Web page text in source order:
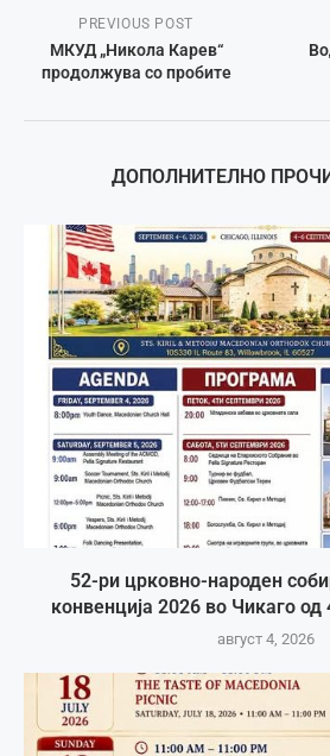
PREVIOUS POST
МКУД „Никола Карев“
продолжува со пробите
ДОПОЛНИТЕЛНО
52-ри црковно-народен
конвенција 2026 во Чикаго
август 4, 2026